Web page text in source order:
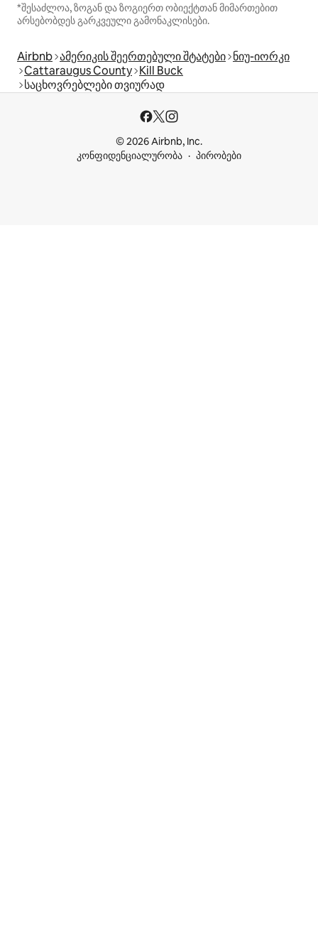
*შესაძლოა, ზოგან და ზოგიერთ ობიექტთან მიმართებით
არსებობდეს გარკვეული გამონაკლისები.
Airbnb ამერიკის შეერთებული შტატები ნიუ-იორკი
Cattaraugus County Kill Buck
საცხოვრებლები თვიურად
© 2026 Airbnb, Inc.
კონფიდენციალურობა
პირობები